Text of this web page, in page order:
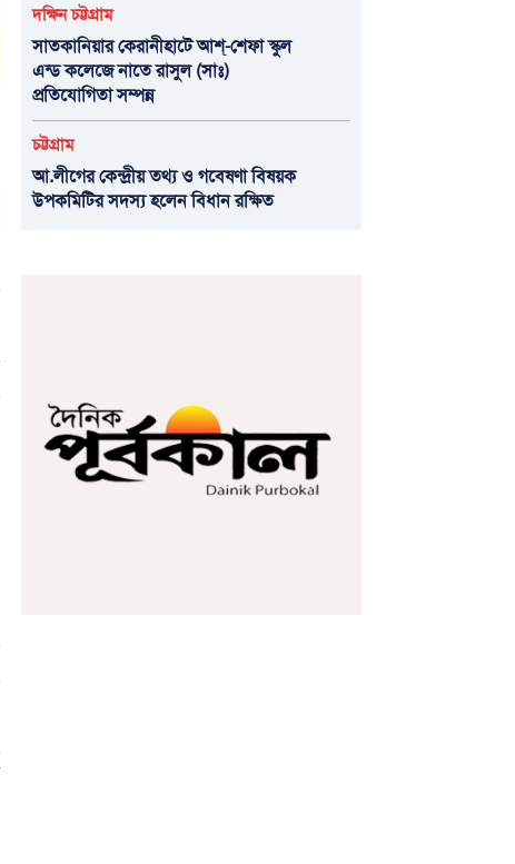
দক্ষিন চট্টগ্রাম
সাতকানিয়ার কেরানীহাটে আশ্-শেফা স্কুল
এন্ড কলেজে নাতে রাসুল (সাঃ)
প্রতিযোগিতা সম্পন্ন
চট্টগ্রাম
আ.লীগের কেন্দ্রীয় তথ্য ও গবেষণা বিষয়ক
উপকমিটির সদস্য হলেন বিধান রক্ষিত